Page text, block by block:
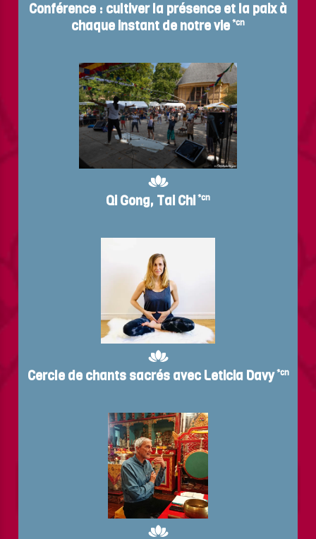
Conférence : cultiver la présence et la paix à
chaque instant de notre vie *cn
Qi Gong, Tai Chi *cn
Cercle de chants sacrés avec Leticia Davy*cn